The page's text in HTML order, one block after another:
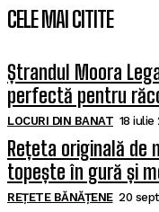
CELE MAI CITITE
Ștrandul Moora
perfectă pentru
LOCURI DIN BANAT 18 iulie
Rețeta originală de
topește în gură și
REȚETE BĂNĂȚENE 20